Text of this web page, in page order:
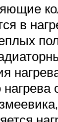
в
нагрева